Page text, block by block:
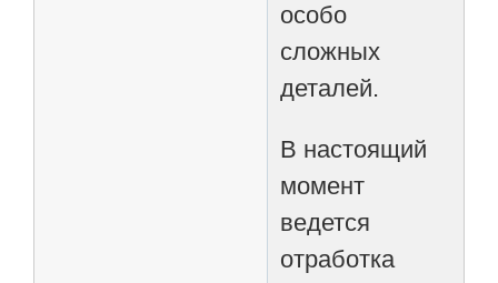
особо
сложных
деталей.
В настоящий
момент
ведется
отработка